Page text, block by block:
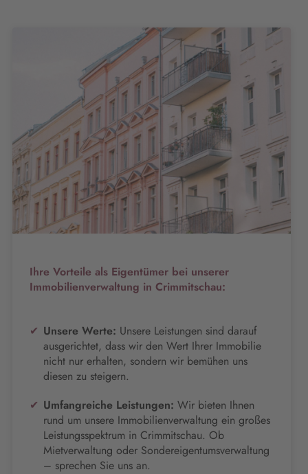
Ihre Vorteile als Eigentümer bei unserer
Immobilienverwaltung in Crimmitschau:
Unsere Werte: Unsere Leistungen sind darauf
ausgerichtet, dass wir den Wert Ihrer Immobilie
nicht nur erhalten, sondern wir bemühen uns
diesen zu steigern.
Umfangreiche Leistungen: Wir bieten Ihnen
rund um unsere Immobilienverwaltung ein großes
Leistungsspektrum in Crimmitschau. Ob
Mietverwaltung oder Sondereigentumsverwaltung
– sprechen Sie uns an.